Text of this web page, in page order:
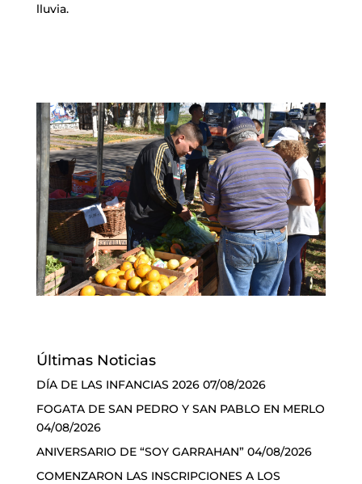
lluvia.
Últimas Noticias
DÍA DE LAS INFANCIAS 2026 07/08/2026
FOGATA DE SAN PEDRO Y SAN PABLO EN MERLO
04/08/2026
ANIVERSARIO DE “SOY GARRAHAN” 04/08/2026
COMENZARON LAS INSCRIPCIONES A LOS